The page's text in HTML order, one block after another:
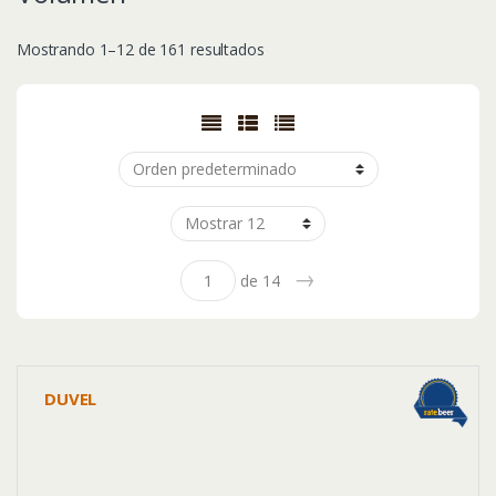
Mostrando 1–12 de 161 resultados
de 14 →
DUVEL